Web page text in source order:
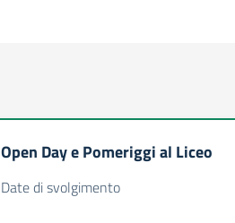
Open Day e Pomeriggi al Liceo
Date di svolgimento